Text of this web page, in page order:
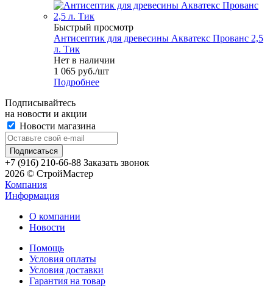
Быстрый просмотр
Антисептик для древесины Акватекс Прованс 2,5
л. Тик
Нет в наличии
1 065 руб./шт
Подробнее
Подписывайтесь
на новости и акции
Новости магазина
+7 (916) 210-66-88 Заказать звонок
2026 © СтройМастер
Компания
Информация
О компании
Новости
Помощь
Условия оплаты
Условия доставки
Гарантия на товар